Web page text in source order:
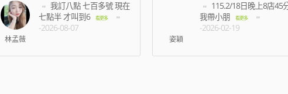
姿穎
115.2/18日晚上8店45分
我帶小朋 看更多
-2026-02-19
王振洋
等了半小時以上都還沒
有預約未到候補的名額
多